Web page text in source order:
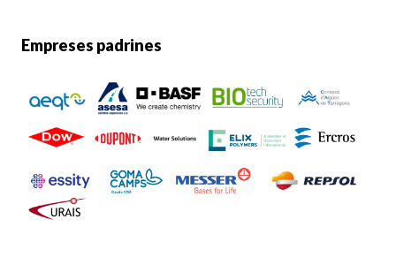
Empreses padrines